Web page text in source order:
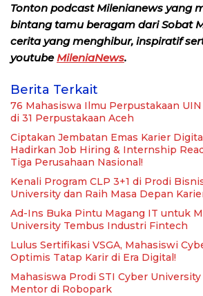
Tonton podcast Milenianews yang
bintang tamu beragam dari Sobat
cerita yang menghibur, inspiratif
youtubeMileniaNews.
Berita Terkait
76 Mahasiswa Ilmu Perpustakaan
di 31 Perpustakaan Aceh
Ciptakan Jembatan Emas Karier
Hadirkan Job Hiring & Internship
Tiga Perusahaan Nasional!
Kenali Program CLP 3+1 di Prodi
University dan Raih Masa Depan
Ad-Ins Buka Pintu Magang IT untuk
University Tembus Industri Fintech
Lulus Sertifikasi VSGA, Mahasiswi
Optimis Tatap Karir di Era Digital!
Mahasiswa Prodi STI Cyber
Mentor di Robopark